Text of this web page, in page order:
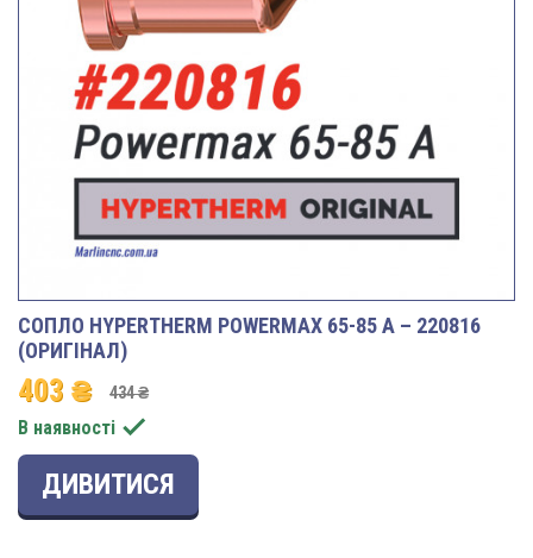
СОПЛО HYPERTHERM POWERMAX 65-85 A – 220816
(ОРИГІНАЛ)
403 ₴ 434 ₴
В наявності 
ДИВИТИСЯ